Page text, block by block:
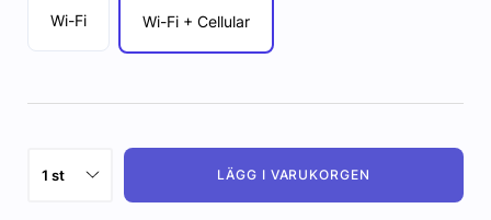
Wi-Fi Wi-Fi + Cellular
LÄGG I VARUKORGEN